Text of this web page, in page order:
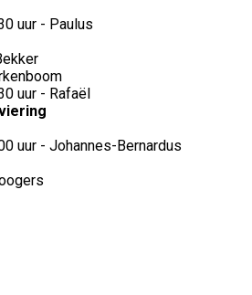
uur - Paulus
uur - Rafaël
uur - Johannes-Bernardus